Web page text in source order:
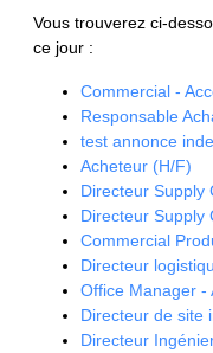
Vous trouverez ci-
ce jour :
Commercial -
Responsable
test annonce
Acheteur (H/F)
Directeur Supply
Directeur Supply
Commercial
Directeur
Office Manager -
Directeur de site
Directeur